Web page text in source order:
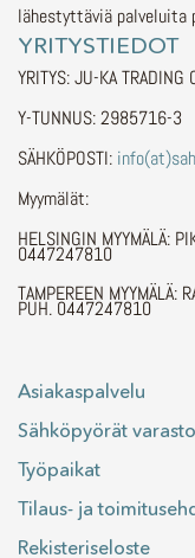
lähestyttäviä palveluita
YRITYSTIEDOT
YRITYS: JU-KA TRADING
Y-TUNNUS: 2985716-3
SÄHKÖPOSTI:
Myymälät:
HELSINGIN MYYMÄLÄ:
0447247810
TAMPEREEN MYYMÄLÄ:
PUH. 0447247810
Asiakaspalvelu
Sähköpyörät
Työpaikat
Tilaus- ja
Rekisteriseloste